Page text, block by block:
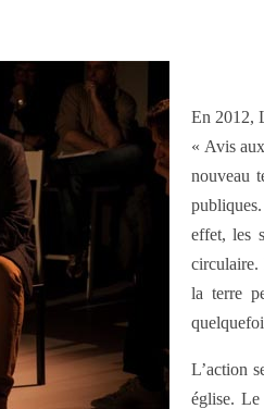
En 2012,
« Avis
nouveau
effet, les
circulaire.
la terre
L’action
église. Le